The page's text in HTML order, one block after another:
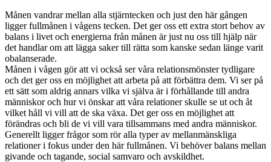
Månen vandrar mellan alla stjärntecken och just den här gången
ligger fullmånen i vågens tecken. Det ger oss ett extra stort behov av
balans i livet och energierna från månen är just nu oss till hjälp när
det handlar om att lägga saker till rätta som kanske sedan länge varit
obalanserade.
Månen i vågen gör att vi också ser våra relationsmönster tydligare
och det ger oss en möjlighet att arbeta på att förbättra dem. Vi ser på
ett sätt som aldrig annars vilka vi själva är i förhållande till andra
människor och hur vi önskar att våra relationer skulle se ut och åt
vilket håll vi vill att de ska växa. Det ger oss en möjlighet att
förändras och bli de vi vill vara tillsammans med andra människor.
Generellt ligger frågor som rör alla typer av mellanmänskliga
relationer i fokus under den här fullmånen. Vi behöver balans mellan
givande och tagande, social samvaro och avskildhet.